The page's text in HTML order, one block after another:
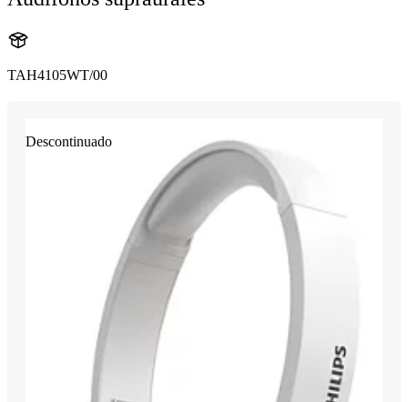
TAH4105WT/00
Descontinuado